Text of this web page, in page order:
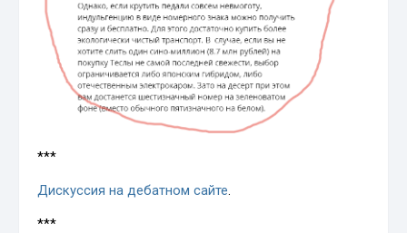
***
Дискуссия на дебатном сайте.
***